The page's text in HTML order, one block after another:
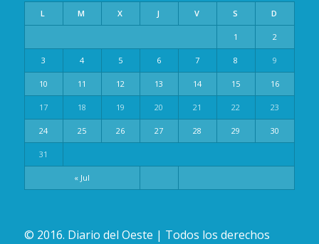
L M X J V S D
« Jul
1 2
3 4 5 6 7 8 9
10 11 12 13 14 15 16
17 18 19 20 21 22 23
24 25 26 27 28 29 30
31
© 2016. Diario del Oeste | Todos los derechos